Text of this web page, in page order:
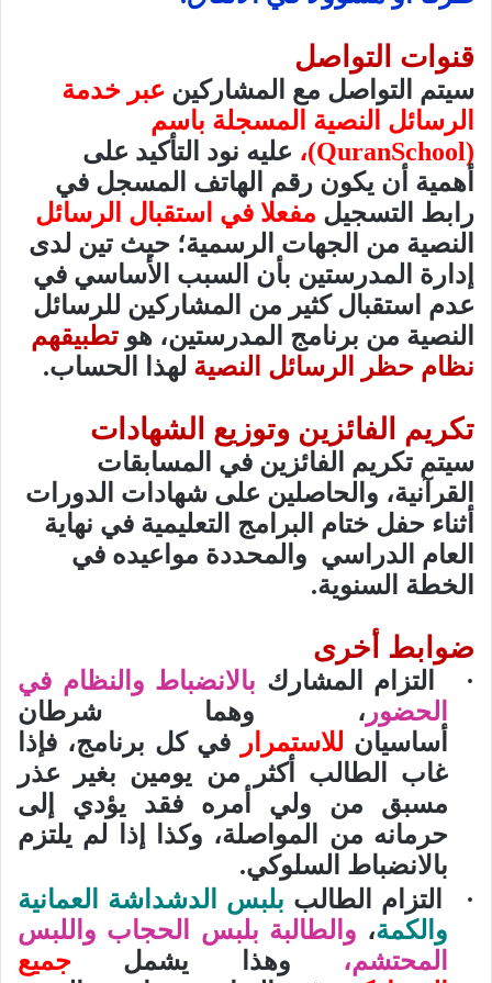
قنوات التواصل
سيتم التواصل مع المشاركين عبر خدمة
الرسائل النصية المسجلة باسم
(
QuranSchool)، عليه نود التأكيد على
أهمية أن يكون رقم الهاتف المسجل في
رابط التسجيل مفعلا في استقبال الرسائل
النصية من الجهات الرسمية؛ حيث تين لدى
إدارة المدرستين بأن السبب الأساسي في
عدم استقبال كثير من المشاركين للرسائل
النصية من برنامج المدرستين، هو تطبيقهم
نظام حظر الرسائل النصية لهذا الحساب.
تكريم الفائزين وتوزيع الشهادات
سيتم تكريم الفائزين في المسابقات
القرآنية، والحاصلين على شهادات الدورات
أثناء حفل ختام البرامج التعليمية في نهاية
العام الدراسي والمحددة مواعيده في
الخطة السنوية.
ضوابط أخرى
· التزام المشارك بالانضباط والنظام في
الحضور ، وهما شرطان
أساسيان للاستمرار في كل برنامج، فإذا
غاب الطالب أكثر من يومين بغير عذر
مسبق من ولي أمره فقد يؤدي إلى
حرمانه من المواصلة، وكذا إذا لم يلتزم
بالانضباط السلوكي.
·
التزام الطالب بلبس الدشداشة العمانية
والكمة، والطالبة بلبس الحجاب واللبس
المحتشم، وهذا يشمل جميع